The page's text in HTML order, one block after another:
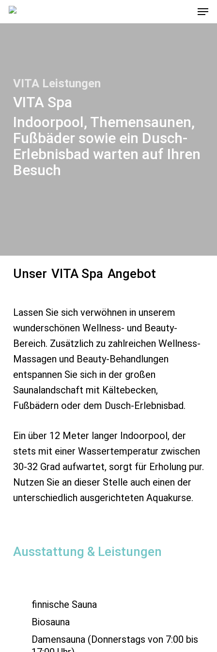
Skip
to
VITA Leistungen
VITA Spa
Indoorpool, Themensaunen,
Fußbäder sowie ein Dusch-
Erlebnisbad warten auf Ihren
Besuch
Unser VITA Spa Angebot
Lassen Sie sich verwöhnen in unserem
wunderschönen Wellness- und Beauty-
Bereich. Zusätzlich zu zahlreichen Wellness-
Massagen und Beauty-Behandlungen
entspannen Sie sich in der großen
Saunalandschaft mit Kältebecken,
Fußbädern oder dem Dusch-Erlebnisbad.
Ein über 12 Meter langer Indoorpool, der
stets mit einer Wassertemperatur zwischen
30-32 Grad aufwartet, sorgt für Erholung pur.
Nutzen Sie an dieser Stelle auch einen der
unterschiedlich ausgerichteten Aquakurse.
Ausstattung & Leistungen
finnische Sauna
Biosauna
Damensauna (Donnerstags von 7:00 bis